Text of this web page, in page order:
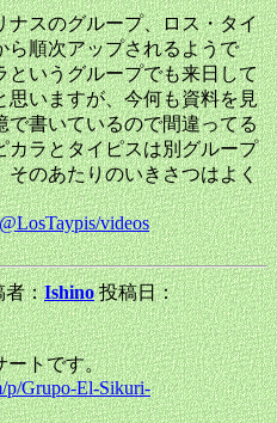
ナスのグループ、ロス・タイ
ら順次アップされるようで
というグループでも来日して
思いますが、今何も資料を見
で書いているので間違ってる
カラとタイピスは別グループ
そのあたりのいきさつはよく
videos
：Ishino 投稿日：
ートです。
p/Grupo-El-Sikuri-